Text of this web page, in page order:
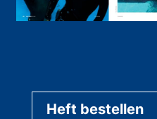
Heft bestellen